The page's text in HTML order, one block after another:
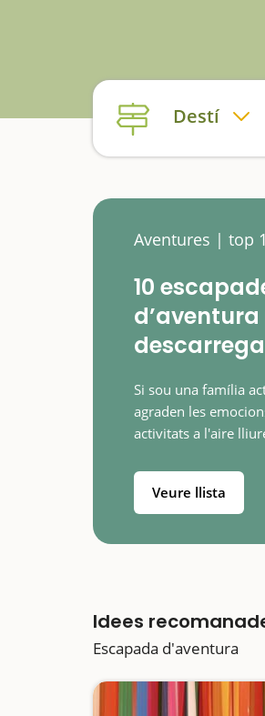
Destí
Aventures | top
10
Si sou una família
agraden les
activitats a l'aire
d'aventura són per a
Veure llista
Idees
Escapada d'aventura